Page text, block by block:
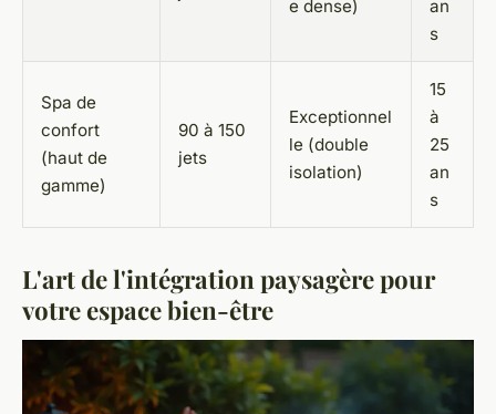
e dense)
an
s
Spa de
confort
(haut de
gamme)
90 à 150
jets
Exceptionnel
le (double
isolation)
15
à
25
an
s
L'art de l'intégration paysagère pour
votre espace bien-être